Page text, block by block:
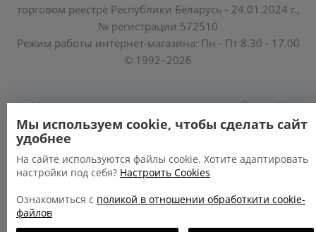
торговом реестре Республики Беларусь - 24.01.2024 г.,
№ регистрации 572510
Режим работы интернет-магазина: Пн - Пт 8.30 - 17.00
© 1992–2026
Уполномоченные по защите прав потребителей
облисполкомов, Минского горисполкома:
https://www.mart.gov.by/activity/zashchita-prav-
potrebiteley/
БРЕСТСКАЯ ОБЛАСТЬ тел. (80162) 26 97 69;
Мы используем cookie, чтобы сделать сайт
удобнее
На сайте используются файлы cookie. Хотите адаптировать
настройки под себя? Настроить Cookies
Ознакомиться с поликой в отношении обработкити cookie-
файлов